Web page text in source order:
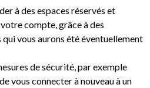
à des espaces réservés et
compte, grâce à des
vous aurons été éventuellement
de sécurité, par exemple
vous connecter à nouveau à un